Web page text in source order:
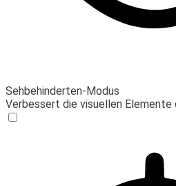
Sehbehinderten-Modus
Verbessert die visuellen Elemente